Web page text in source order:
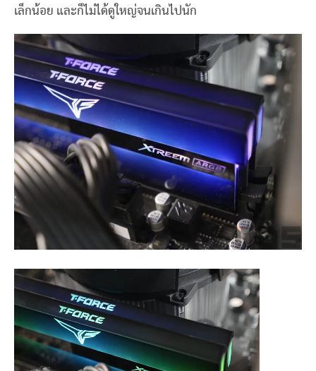
เล็กน้อย และก็ไม่ได้ดูใหญ่จนเกินไปนัก